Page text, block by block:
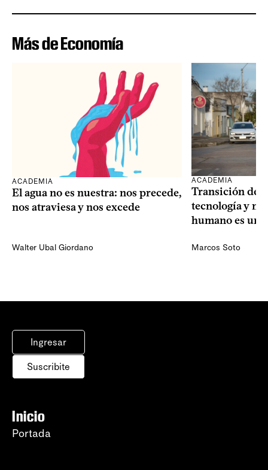
Más de Economía
ACADEMIA
El agua no es nuestra: nos precede,
nos atraviesa y nos excede
Walter Ubal Giordano
ACADEMIA
Transición
tecnología y
humano es
Marcos Soto
Ingresar
Suscribite
Inicio
Portada